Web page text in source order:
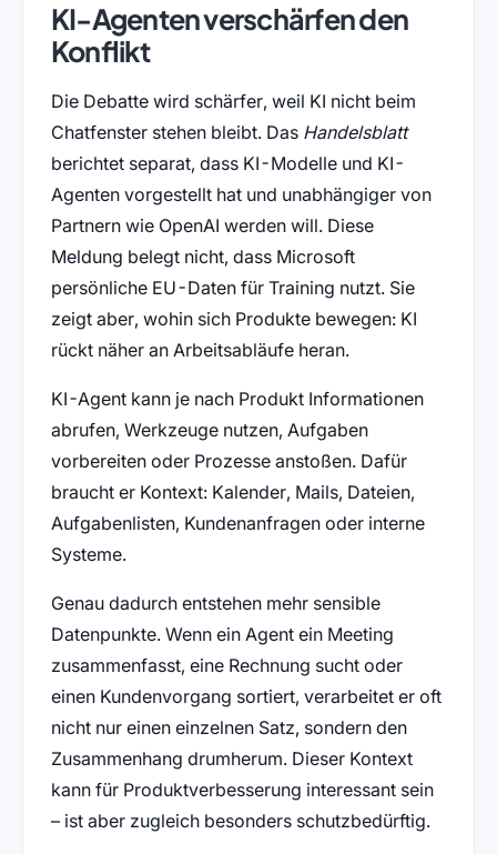
KI-Agenten verschärfen den
Konflikt
Die Debatte wird schärfer, weil KI nicht beim
Chatfenster stehen bleibt. Das Handelsblatt
berichtet separat, dass KI-Modelle und KI-
Agenten vorgestellt hat und unabhängiger von
Partnern wie OpenAI werden will. Diese
Meldung belegt nicht, dass Microsoft
persönliche EU-Daten für Training nutzt. Sie
zeigt aber, wohin sich Produkte bewegen: KI
rückt näher an Arbeitsabläufe heran.
KI-Agent kann je nach Produkt Informationen
abrufen, Werkzeuge nutzen, Aufgaben
vorbereiten oder Prozesse anstoßen. Dafür
braucht er Kontext: Kalender, Mails, Dateien,
Aufgabenlisten, Kundenanfragen oder interne
Systeme.
Genau dadurch entstehen mehr sensible
Datenpunkte. Wenn ein Agent ein Meeting
zusammenfasst, eine Rechnung sucht oder
einen Kundenvorgang sortiert, verarbeitet er oft
nicht nur einen einzelnen Satz, sondern den
Zusammenhang drumherum. Dieser Kontext
kann für Produktverbesserung interessant sein
– ist aber zugleich besonders schutzbedürftig.